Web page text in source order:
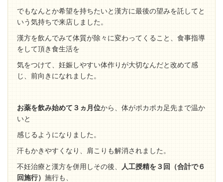
でもなんとか希望を持ちたいと漢方に最後の望みを託してと
いう気持ちで来店しました。
漢方を飲んでみて体質が除々に変わってくること、食事指導
をして頂き食生活を
気をつけて、 妊娠しやすい体作りが大切なんだと改めて感
じ、前向きになれました。
お薬を飲み始めて３ヵ月位から、体がポカポカ足先まで温か
いと
感じるようになりました。
汗もかきやすくなり、肩こりも解消されました。
不妊治療と漢方を併用しその後、
人工授精を３回（合計で６
回施行） 施行も、